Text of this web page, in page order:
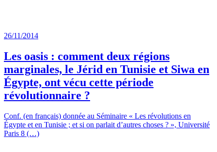
26/11/2014
Les oasis : comment deux régions
marginales, le Jérid en Tunisie et Siwa en
Égypte, ont vécu cette période
révolutionnaire ?
Conf. (en français) donnée au Séminaire « Les révolutions en
Égypte et en Tunisie ; et si on parlait d’autres choses ? », Université
Paris 8 (…)